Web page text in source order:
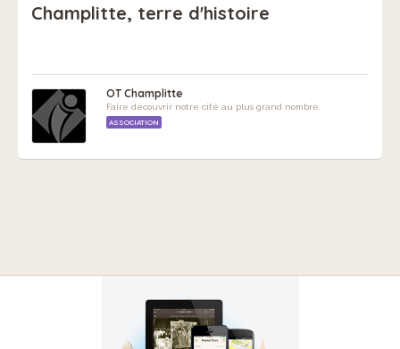
Champlitte, terre d'histoire
OT Champlitte
Faire découvrir notre cité au plus grand nombre.
ASSOCIATION